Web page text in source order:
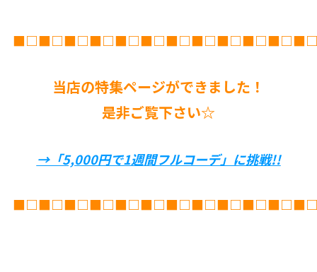
当店の特集ページができました！
是非ご覧下さい☆
→「5,000円で1週間フルコーデ」に挑戦!!